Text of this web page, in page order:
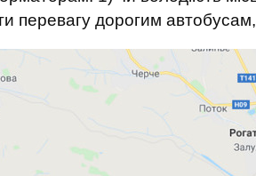
перевагу дорогим